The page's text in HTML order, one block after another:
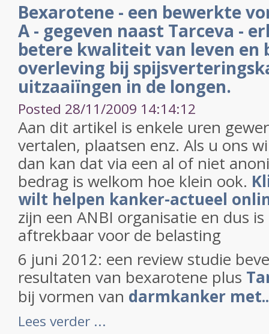
Bexarotene - een bewerkte
A - gegeven naast Tarceva -
betere kwaliteit van leven en
overleving bij
uitzaaiïngen in de longen.
Posted 28/11/2009 14:14:12
Aan dit artikel is enkele uren
vertalen, plaatsen enz. Als u ons
dan kan dat via een al of niet
bedrag is welkom hoe klein ook.
wilt helpen kanker-actueel
zijn een ANBI organisatie en dus
aftrekbaar voor de belasting
6 juni 2012: een review studie
resultaten van bexarotene plus
bij vormen van darmkanker
Lees verder ...